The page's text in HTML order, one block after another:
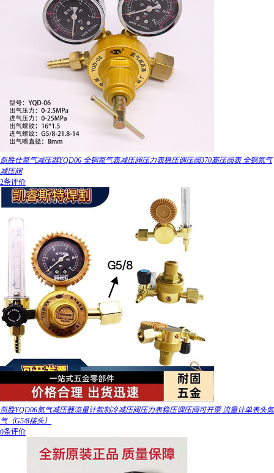
凯胜仕氮气减压器YQD06 全铜氮气表减压阀压力表稳压调压阀370高压阀表 全铜氮气
减压阀
2条评价
凯胜YQD06氮气减压器流量计款制冷减压阀压力表稳压调压阀可开票 流量计单表头氮
气（G5/8接头）
0条评价